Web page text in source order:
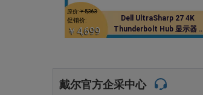
Dell UltraSharp 27 4K
Thunderbolt Hub 显示器 -
U2725QE
原价:￥5,363
促销价:
￥4,699
戴尔官方企采中心